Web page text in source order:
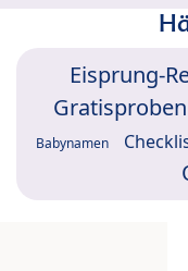
Eisprung-
Gratisproben
Babynamen